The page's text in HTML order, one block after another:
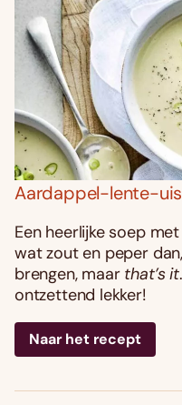
Aardappel-lente-
Een heerlijke soep
wat zout en peper
brengen, maar that’s it
ontzettend lekker!
Naar het recept